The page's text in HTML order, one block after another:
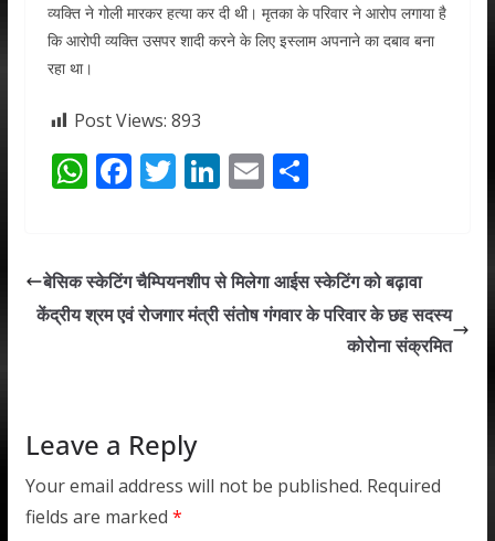
व्यक्ति ने गोली मारकर हत्या कर दी थी। मृतका के परिवार ने आरोप लगाया है
कि आरोपी व्यक्ति उसपर शादी करने के लिए इस्लाम अपनाने का दबाव बना
रहा था।
Post Views: 893
W
s
A
F
b
o
T
er
Li
e
dI
E
l
S
e
बेसिक स्केटिंग चैम्पियनशीप से मिलेगा आईस स्केटिंग को बढ़ावा
केंद्रीय श्रम एवं रोजगार मंत्री संतोष गंगवार के परिवार के छह सदस्य
कोरोना संक्रमित
Leave a Reply
Your email address will not be published. Required
fields are marked *